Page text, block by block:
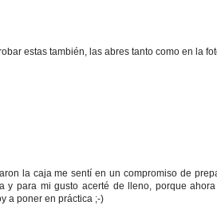
estas también, las abres tanto como en la
la caja me sentí en un compromiso de
y para mi gusto acerté de lleno, porque
a poner en práctica ;-)